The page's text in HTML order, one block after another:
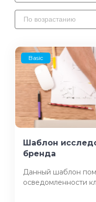
Basic
Шаблон
бренда
Данный шаблон
осведомленности